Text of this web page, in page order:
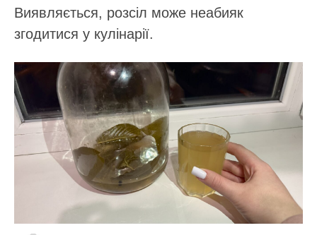
Виявляється, розсіл може неабияк
згодитися у кулінарії.